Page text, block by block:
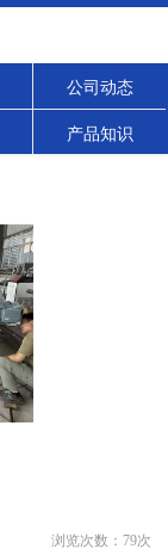
公司动态
产品知识
浏览次数： 79次